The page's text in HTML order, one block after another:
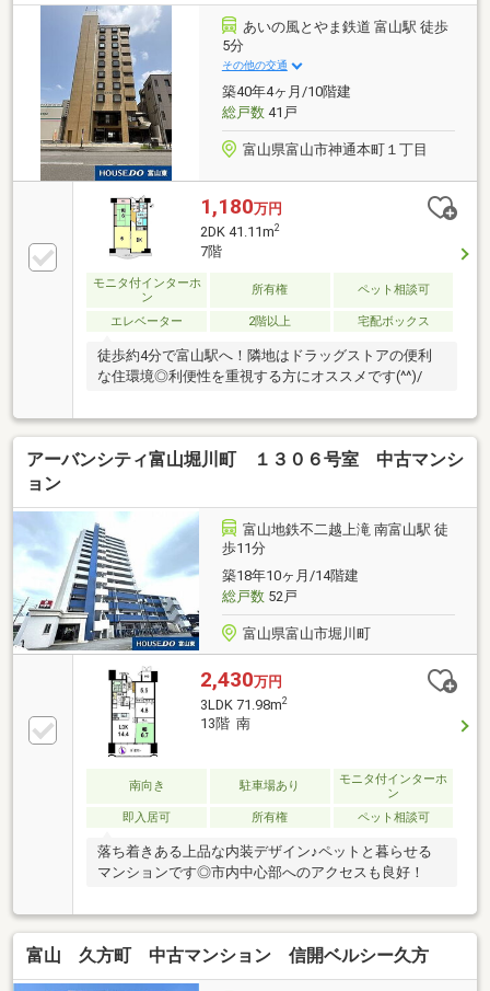
あいの風とやま鉄道 富山駅 徒歩
5分
その他の交通
築40年4ヶ月/10階建
総戸数41戸
富山県富山市神通本町１丁目
1,180万円
2DK 41.11m2
7階
モニタ付インターホ
ン
所有権 ペット相談可
エレベーター 2階以上 宅配ボックス
徒歩約4分で富山駅へ！隣地はドラッグストアの便利
な住環境◎利便性を重視する方にオススメです(^^)/
アーバンシティ富山堀川町 １３０６号室 中古マンシ
ョン
富山地鉄不二越上滝 南富山駅 徒
歩11分
築18年10ヶ月/14階建
総戸数52戸
富山県富山市堀川町
2,430万円
3LDK 71.98m2
13階 南
南向き 駐車場あり
モニタ付インターホ
ン
即入居可
所有権 ペット相談可
落ち着きある上品な内装デザイン♪ペットと暮らせる
マンションです◎市内中心部へのアクセスも良好！
富山 久方町 中古マンション 信開ベルシー久方